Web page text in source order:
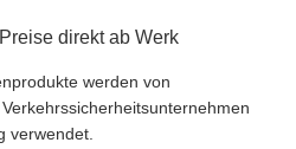
direkt ab Werk
werden von
verwendet.